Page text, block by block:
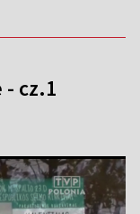
cz.1